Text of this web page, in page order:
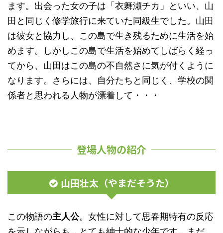
ます。出会った女の子は「衣舞瀬チカ」といい、山
田と同じく修学旅行に来ていた同級生でした。山田
は彼女と協力し、この島で生き残るために生活を始
めます。しかしこの島で生活を始めてしばらく経っ
てから、山田はこの島の不自然さに気が付くように
なります。さらには、自分たちと同じく、学校の関
係者と思われる人物が漂着して・・・
登場人物の紹介
山田壮太（やまだそうた）
この物語の主人公。女性に対して思春期特有の反応